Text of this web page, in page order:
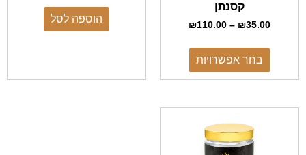
קסנתן
₪35.00
–
₪110.00
בחר אפשרויות
הוספה לסל